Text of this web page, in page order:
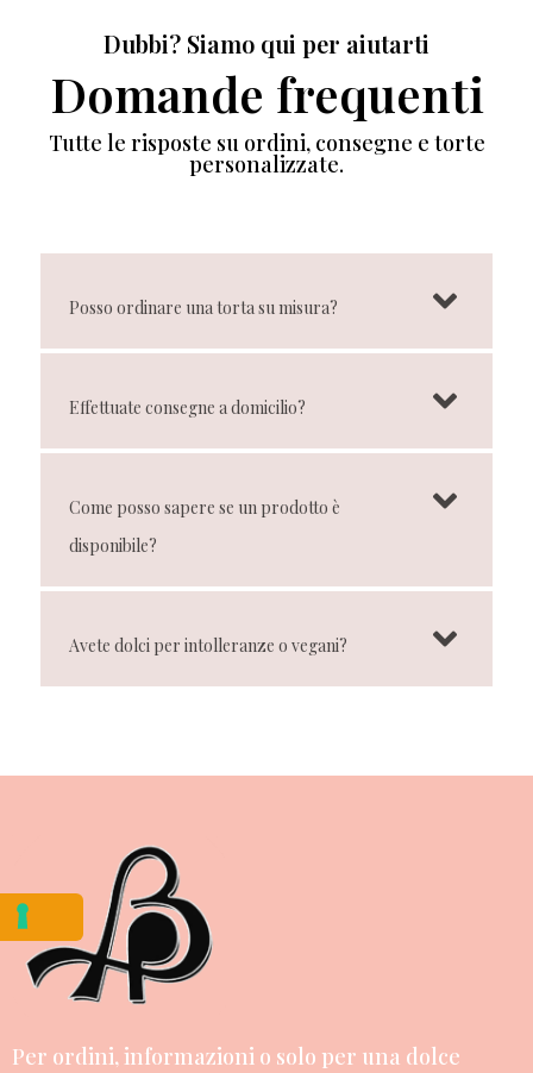
Dubbi? Siamo qui per aiutarti
Domande frequenti
Tutte le risposte su ordini, consegne e torte
personalizzate.
Posso ordinare una torta su misura?
Effettuate consegne a domicilio?
Come posso sapere se un prodotto è
disponibile?
Avete dolci per intolleranze o vegani?
Per ordini, informazioni o solo per una dolce